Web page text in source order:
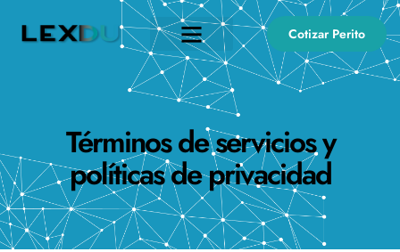
Cotizar Perito
Términos de servicios y
políticas de privacidad